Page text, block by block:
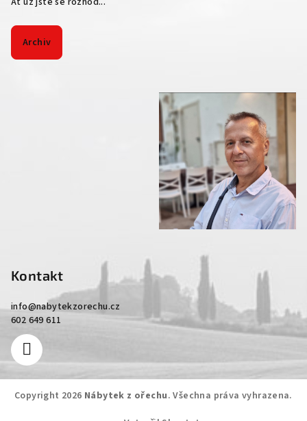
Archiv
Kontakt
info@nabytekzorechu.cz
602 649 611
Copyright 2026 Nábytek z ořechu. Všechna práva vyhrazena.